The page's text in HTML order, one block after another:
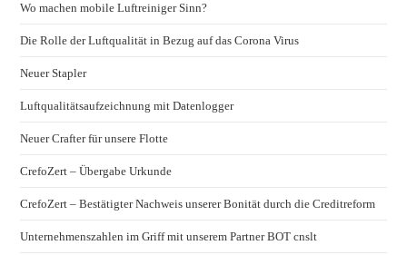
Wo machen mobile Luftreiniger Sinn?
Die Rolle der Luftqualität in Bezug auf das Corona Virus
Neuer Stapler
Luftqualitätsaufzeichnung mit Datenlogger
Neuer Crafter für unsere Flotte
CrefoZert – Übergabe Urkunde
CrefoZert – Bestätigter Nachweis unserer Bonität durch die Creditreform
Unternehmenszahlen im Griff mit unserem Partner BOT cnslt